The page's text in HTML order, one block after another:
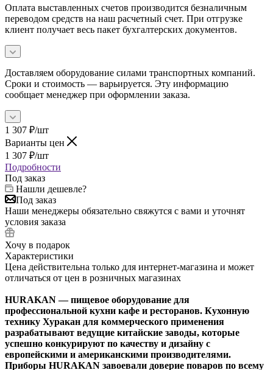
Оплата выставленных счетов производится безналичным
переводом средств на наш расчетный счет. При отгрузке
клиент получает весь пакет бухгалтерских документов.
Доставляем оборудование силами транспортных компаний.
Сроки и стоимость — варьируется. Эту информацию
сообщает менеджер при оформлении заказа.
1 307 ₽/шт
Варианты цен
1 307 ₽/шт
Подробности
Под заказ
Нашли дешевле?
Под заказ
Наши менеджеры обязательно свяжутся с вами и уточнят
условия заказа
Хочу в подарок
Характеристики
Цена действительна только для интернет-магазина и может
отличаться от цен в розничных магазинах
HURAKAN — пищевое оборудование для
профессиональной кухни кафе и ресторанов. Кухонную
технику Хуракан для коммерческого применения
разрабатывают ведущие китайские заводы, которые
успешно конкурируют по качеству и дизайну с
европейскими и американскими производителями.
Приборы HURAKAN завоевали доверие поваров по всему